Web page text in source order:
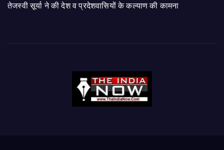
तेजस्वी सूर्या ने की देश व प्रदेशवासियों के कल्याण की कामना